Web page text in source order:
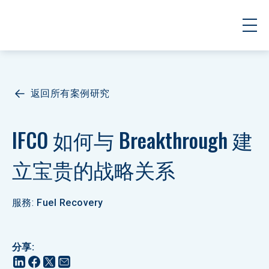
返回所有案例研究
IFCO 如何与 Breakthrough 建
立宝贵的战略关系
服務: Fuel Recovery
分享: